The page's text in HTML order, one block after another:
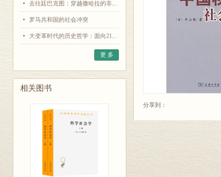
去往廷巴克图：穿越撒哈拉的非...
罗马共和国的社会冲突
大变革时代的历史哲学：面向21...
更 多
相关图书
分享到：